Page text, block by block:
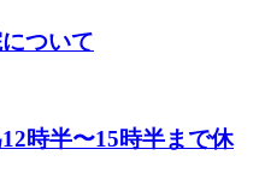
ついて
時半〜15時半まで休